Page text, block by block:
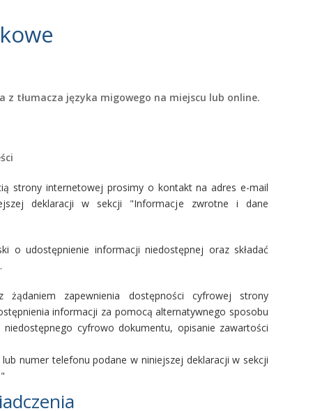
tłumacza języka migowego na miejscu lub online.
strony internetowej prosimy o kontakt na adres e-mail
deklaracji w sekcji "Informacje zwrotne i dane
o udostępnienie informacji niedostępnej oraz składać
zapewnienia dostępności cyfrowej strony
informacji za pomocą alternatywnego sposobu
cyfrowo dokumentu, opisanie zawartości
numer telefonu podane w niniejszej deklaracji w sekcji